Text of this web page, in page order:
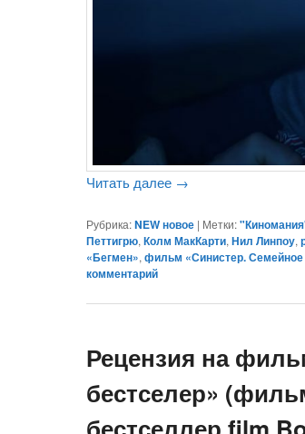
Читать далее →
Рубрика: NEW новое | Метки:
Петтигрю,Колм МакКарти,Нил Линпоу,
«Бегмен»,фильм «Синистер. Семейное
комментарий
Рецензия на
бестселер»